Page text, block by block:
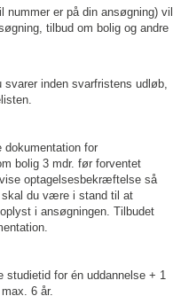
er på din ansøgning) vil
tilbud om bolig og andre
svarer inden svarfristens udløb,
dokumentation for
bolig 3 mdr. før forventet
optagelsesbekræftelse så
skal du være i stand til at
i ansøgningen. Tilbudet
studietid for én uddannelse + 1
6 år.